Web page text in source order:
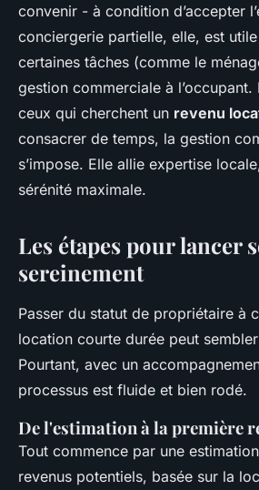
convenir - à condition d’accepter
conciergerie partielle, elle, est
certaines tâches (comme le
gestion commerciale à
ceux qui cherchent un revenu
consacrer de temps, la gestion
s’impose. Elle allie expertise
sérénité maximale.
Les étapes pour lancer
sereinement
Passer du statut de propriétaire à
location courte durée peut
Pourtant, avec un
processus est fluide et bien rodé.
De l'estimation à la première
Tout commence par une
revenus potentiels, basée sur la